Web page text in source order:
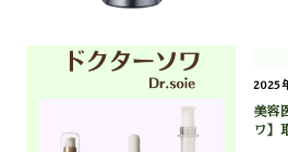
2025
美容
ワ】